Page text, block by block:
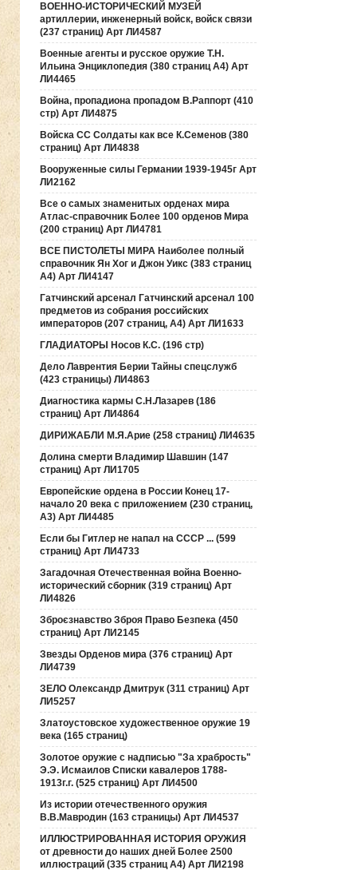
ВОЕННО-ИСТОРИЧЕСКИЙ МУЗЕЙ
артиллерии, инженерный войск, войск связи
(237 страниц) Арт ЛИ4587
Военные агенты и русское оружие Т.Н.
Ильина Энциклопедия (380 страниц А4) Арт
ЛИ4465
Война, пропадиона пропадом В.Раппорт (410
стр) Арт ЛИ4875
Войска СС Солдаты как все К.Семенов (380
страниц) Арт ЛИ4838
Вооруженные силы Германии 1939-1945г Арт
ЛИ2162
Все о самых знаменитых орденах мира
Атлас-справочник Более 100 орденов Мира
(200 страниц) Арт ЛИ4781
ВСЕ ПИСТОЛЕТЫ МИРА Наиболее полный
справочник Ян Хог и Джон Уикс (383 страниц
А4) Арт ЛИ4147
Гатчинский арсенал Гатчинский арсенал 100
предметов из собрания российских
императоров (207 страниц, А4) Арт ЛИ1633
ГЛАДИАТОРЫ Носов К.С. (196 стр)
Дело Лаврентия Берии Тайны спецслужб
(423 страницы) ЛИ4863
Диагностика кармы С.Н.Лазарев (186
страниц) Арт ЛИ4864
ДИРИЖАБЛИ М.Я.Арие (258 страниц) ЛИ4635
Долина смерти Владимир Шавшин (147
страниц) Арт ЛИ1705
Европейские ордена в России Конец 17-
начало 20 века с приложением (230 страниц,
А3) Арт ЛИ4485
Если бы Гитлер не напал на СССР ... (599
страниц) Арт ЛИ4733
Загадочная Отечественная война Военно-
исторический сборник (319 страниц) Арт
ЛИ4826
Зброєзнавство Зброя Право Безпека (450
страниц) Арт ЛИ2145
Звезды Орденов мира (376 страниц) Арт
ЛИ4739
ЗЕЛО Олександр Дмитрук (311 страниц) Арт
ЛИ5257
Златоустовское художественное оружие 19
века (165 страниц)
Золотое оружие с надписью "За храбрость"
Э.Э. Исмаилов Списки кавалеров 1788-
1913г.г. (525 страниц) Арт ЛИ4500
Из истории отечественного оружия
В.В.Мавродин (163 страницы) Арт ЛИ4537
ИЛЛЮСТРИРОВАННАЯ ИСТОРИЯ ОРУЖИЯ
от древности до наших дней Более 2500
иллюстраций (335 страниц А4) Арт ЛИ2198